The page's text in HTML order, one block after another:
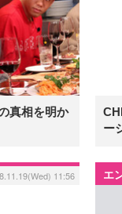
真相を明か
ー
11:56 エ